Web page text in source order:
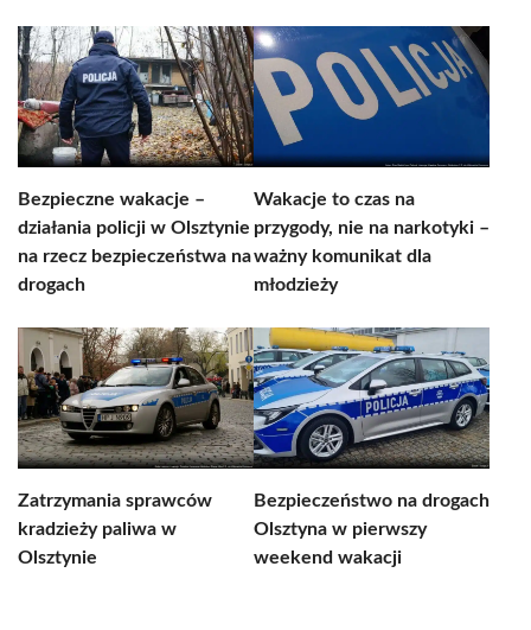
Bezpieczne wakacje –
działania policji w Olsztynie
na rzecz bezpieczeństwa na
drogach
Wakacje to czas na
przygody, nie na narkotyki –
ważny komunikat dla
młodzieży
Zatrzymania sprawców
kradzieży paliwa w
Olsztynie
Bezpieczeństwo na drogach
Olsztyna w pierwszy
weekend wakacji